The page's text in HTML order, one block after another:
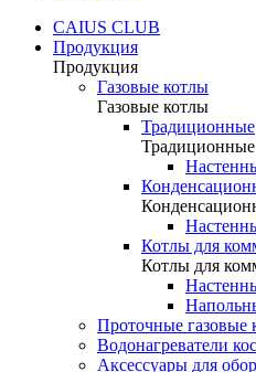
CAIUS CLUB
Продукция
Продукция
Газовые котлы
Газовые котлы
Традиционные
Традиционные
Котлы для
Котлы для
Проточные газовые
Водонагреватели
Аксессуары для